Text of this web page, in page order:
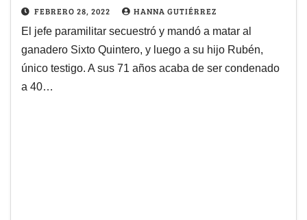
FEBRERO 28, 2022 HANNA GUTIÉRREZ
El jefe paramilitar secuestró y mandó a matar al
ganadero Sixto Quintero, y luego a su hijo Rubén,
único testigo. A sus 71 años acaba de ser condenado
a 40…